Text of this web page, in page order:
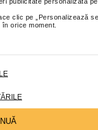
clic pe „Personalizează
orice moment.Spray pudra